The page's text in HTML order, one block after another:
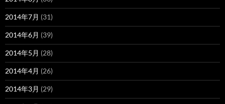
2014年7月 (31)
2014年6月 (39)
2014年5月 (28)
2014年4月 (26)
2014年3月 (29)